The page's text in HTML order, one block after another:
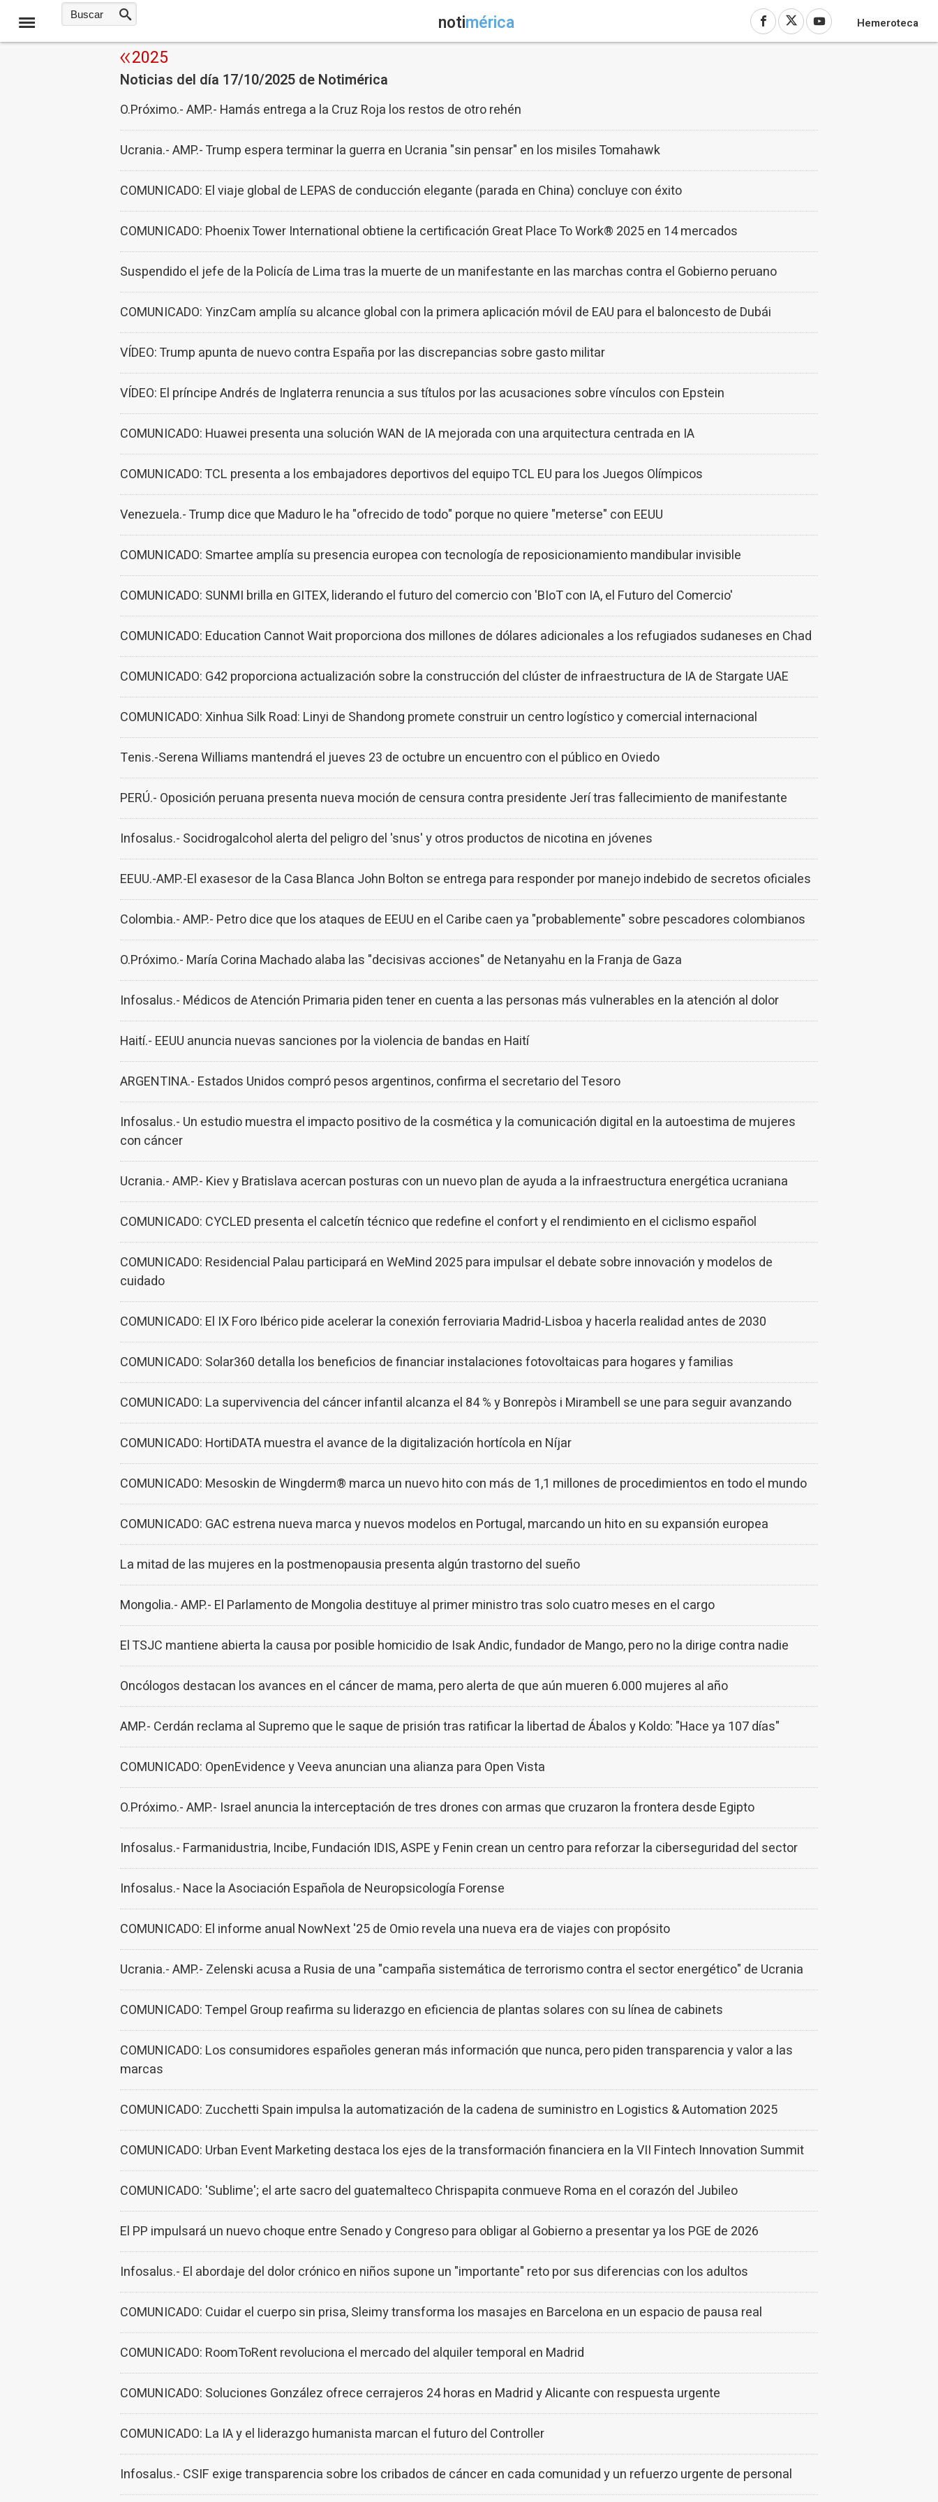
notimérica Hemeroteca
2025
Noticias del día 17/10/2025 de Notimérica
O.Próximo.- AMP.- Hamás entrega a la Cruz Roja los restos de otro rehén
Ucrania.- AMP.- Trump espera terminar la guerra en Ucrania "sin pensar" en los misiles Tomahawk
COMUNICADO: El viaje global de LEPAS de conducción elegante (parada en China) concluye con éxito
COMUNICADO: Phoenix Tower International obtiene la certificación Great Place To Work® 2025 en 14 mercados
Suspendido el jefe de la Policía de Lima tras la muerte de un manifestante en las marchas contra el Gobierno peruano
COMUNICADO: YinzCam amplía su alcance global con la primera aplicación móvil de EAU para el baloncesto de Dubái
VÍDEO: Trump apunta de nuevo contra España por las discrepancias sobre gasto militar
VÍDEO: El príncipe Andrés de Inglaterra renuncia a sus títulos por las acusaciones sobre vínculos con Epstein
COMUNICADO: Huawei presenta una solución WAN de IA mejorada con una arquitectura centrada en IA
COMUNICADO: TCL presenta a los embajadores deportivos del equipo TCL EU para los Juegos Olímpicos
Venezuela.- Trump dice que Maduro le ha "ofrecido de todo" porque no quiere "meterse" con EEUU
COMUNICADO: Smartee amplía su presencia europea con tecnología de reposicionamiento mandibular invisible
COMUNICADO: SUNMI brilla en GITEX, liderando el futuro del comercio con 'BIoT con IA, el Futuro del Comercio'
COMUNICADO: Education Cannot Wait proporciona dos millones de dólares adicionales a los refugiados sudaneses en Chad
COMUNICADO: G42 proporciona actualización sobre la construcción del clúster de infraestructura de IA de Stargate UAE
COMUNICADO: Xinhua Silk Road: Linyi de Shandong promete construir un centro logístico y comercial internacional
Tenis.-Serena Williams mantendrá el jueves 23 de octubre un encuentro con el público en Oviedo
PERÚ.- Oposición peruana presenta nueva moción de censura contra presidente Jerí tras fallecimiento de manifestante
Infosalus.- Socidrogalcohol alerta del peligro del 'snus' y otros productos de nicotina en jóvenes
EEUU.-AMP.-El exasesor de la Casa Blanca John Bolton se entrega para responder por manejo indebido de secretos oficiales
Colombia.- AMP.- Petro dice que los ataques de EEUU en el Caribe caen ya "probablemente" sobre pescadores colombianos
O.Próximo.- María Corina Machado alaba las "decisivas acciones" de Netanyahu en la Franja de Gaza
Infosalus.- Médicos de Atención Primaria piden tener en cuenta a las personas más vulnerables en la atención al dolor
Haití.- EEUU anuncia nuevas sanciones por la violencia de bandas en Haití
ARGENTINA.- Estados Unidos compró pesos argentinos, confirma el secretario del Tesoro
Infosalus.- Un estudio muestra el impacto positivo de la cosmética y la comunicación digital en la autoestima de mujeres
con cáncer
Ucrania.- AMP.- Kiev y Bratislava acercan posturas con un nuevo plan de ayuda a la infraestructura energética ucraniana
COMUNICADO: CYCLED presenta el calcetín técnico que redefine el confort y el rendimiento en el ciclismo español
COMUNICADO: Residencial Palau participará en WeMind 2025 para impulsar el debate sobre innovación y modelos de
cuidado
COMUNICADO: El IX Foro Ibérico pide acelerar la conexión ferroviaria Madrid-Lisboa y hacerla realidad antes de 2030
COMUNICADO: Solar360 detalla los beneficios de financiar instalaciones fotovoltaicas para hogares y familias
COMUNICADO: La supervivencia del cáncer infantil alcanza el 84 % y Bonrepòs i Mirambell se une para seguir avanzando
COMUNICADO: HortiDATA muestra el avance de la digitalización hortícola en Níjar
COMUNICADO: Mesoskin de Wingderm® marca un nuevo hito con más de 1,1 millones de procedimientos en todo el mundo
COMUNICADO: GAC estrena nueva marca y nuevos modelos en Portugal, marcando un hito en su expansión europea
La mitad de las mujeres en la postmenopausia presenta algún trastorno del sueño
Mongolia.- AMP.- El Parlamento de Mongolia destituye al primer ministro tras solo cuatro meses en el cargo
El TSJC mantiene abierta la causa por posible homicidio de Isak Andic, fundador de Mango, pero no la dirige contra nadie
Oncólogos destacan los avances en el cáncer de mama, pero alerta de que aún mueren 6.000 mujeres al año
AMP.- Cerdán reclama al Supremo que le saque de prisión tras ratificar la libertad de Ábalos y Koldo: "Hace ya 107 días"
COMUNICADO: OpenEvidence y Veeva anuncian una alianza para Open Vista
O.Próximo.- AMP.- Israel anuncia la interceptación de tres drones con armas que cruzaron la frontera desde Egipto
Infosalus.- Farmanidustria, Incibe, Fundación IDIS, ASPE y Fenin crean un centro para reforzar la ciberseguridad del sector
Infosalus.- Nace la Asociación Española de Neuropsicología Forense
COMUNICADO: El informe anual NowNext '25 de Omio revela una nueva era de viajes con propósito
Ucrania.- AMP.- Zelenski acusa a Rusia de una "campaña sistemática de terrorismo contra el sector energético" de Ucrania
COMUNICADO: Tempel Group reafirma su liderazgo en eficiencia de plantas solares con su línea de cabinets
COMUNICADO: Los consumidores españoles generan más información que nunca, pero piden transparencia y valor a las
marcas
COMUNICADO: Zucchetti Spain impulsa la automatización de la cadena de suministro en Logistics & Automation 2025
COMUNICADO: Urban Event Marketing destaca los ejes de la transformación financiera en la VII Fintech Innovation Summit
COMUNICADO: 'Sublime'; el arte sacro del guatemalteco Chrispapita conmueve Roma en el corazón del Jubileo
El PP impulsará un nuevo choque entre Senado y Congreso para obligar al Gobierno a presentar ya los PGE de 2026
Infosalus.- El abordaje del dolor crónico en niños supone un "importante" reto por sus diferencias con los adultos
COMUNICADO: Cuidar el cuerpo sin prisa, Sleimy transforma los masajes en Barcelona en un espacio de pausa real
COMUNICADO: RoomToRent revoluciona el mercado del alquiler temporal en Madrid
COMUNICADO: Soluciones González ofrece cerrajeros 24 horas en Madrid y Alicante con respuesta urgente
COMUNICADO: La IA y el liderazgo humanista marcan el futuro del Controller
Infosalus.- CSIF exige transparencia sobre los cribados de cáncer en cada comunidad y un refuerzo urgente de personal